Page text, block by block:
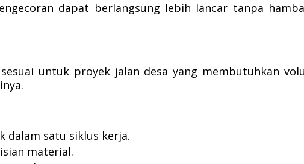
dapat berlangsung lebih lancar tanpa
untuk proyek jalan desa yang membutuhkan
dalam satu siklus kerja.
material.